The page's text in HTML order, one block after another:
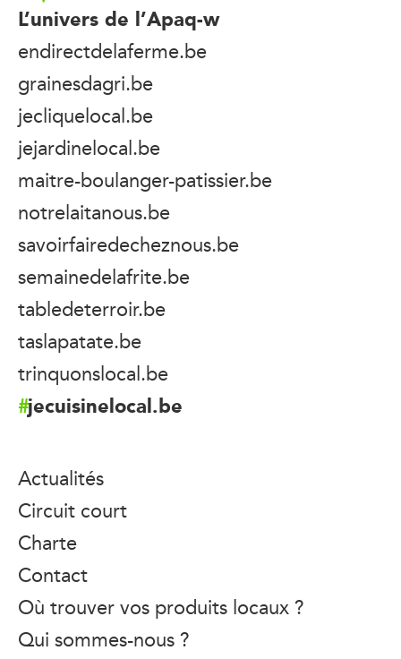
L’univers de l’Apaq-w
endirectdelaferme.be
grainesdagri.be
jecliquelocal.be
jejardinelocal.be
maitre-boulanger-patissier.be
notrelaitanous.be
savoirfairedecheznous.be
semainedelafrite.be
tabledeterroir.be
taslapatate.be
trinquonslocal.be
jecuisinelocal.be
Actualités
Circuit court
Charte
Contact
Où trouver vos produits locaux ?
Qui sommes-nous ?